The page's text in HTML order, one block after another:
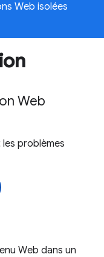
Web isolées
Web
problèmes
Web dans un